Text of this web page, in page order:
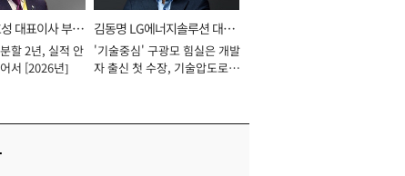
대표이사 부회
할 2년, 실적 안
서 [2026년]
김동명 LG에너지솔루션 대표
이사 사장
'기술중심' 구광모 힘실은 개발
자 출신 첫 수장, 기술압도로